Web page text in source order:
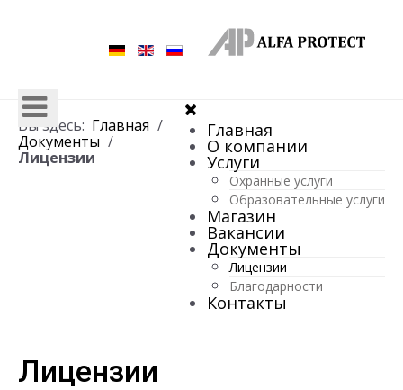
Главная
О компании
Услуги
Охранные услуги
Образовательные услуги
Магазин
Вакансии
Документы
Лицензии
Благодарности
Контакты
Вы здесь: Главная
Документы
Лицензии
Лицензии